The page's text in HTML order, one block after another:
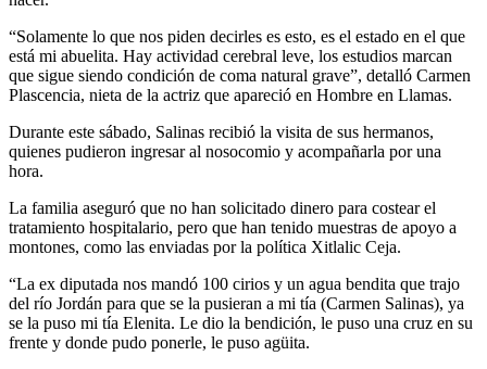
“Solamente lo que nos piden decirles es esto, es el estado en el que
está mi abuelita. Hay actividad cerebral leve, los estudios marcan
que sigue siendo condición de coma natural grave”, detalló Carmen
Plascencia, nieta de la actriz que apareció en Hombre en Llamas.
Durante este sábado, Salinas recibió la visita de sus hermanos,
quienes pudieron ingresar al nosocomio y acompañarla por una
hora.
La familia aseguró que no han solicitado dinero para costear el
tratamiento hospitalario, pero que han tenido muestras de apoyo a
montones, como las enviadas por la política Xitlalic Ceja.
“La ex diputada nos mandó 100 cirios y un agua bendita que trajo
del río Jordán para que se la pusieran a mi tía (Carmen Salinas), ya
se la puso mi tía Elenita. Le dio la bendición, le puso una cruz en su
frente y donde pudo ponerle, le puso agüita.